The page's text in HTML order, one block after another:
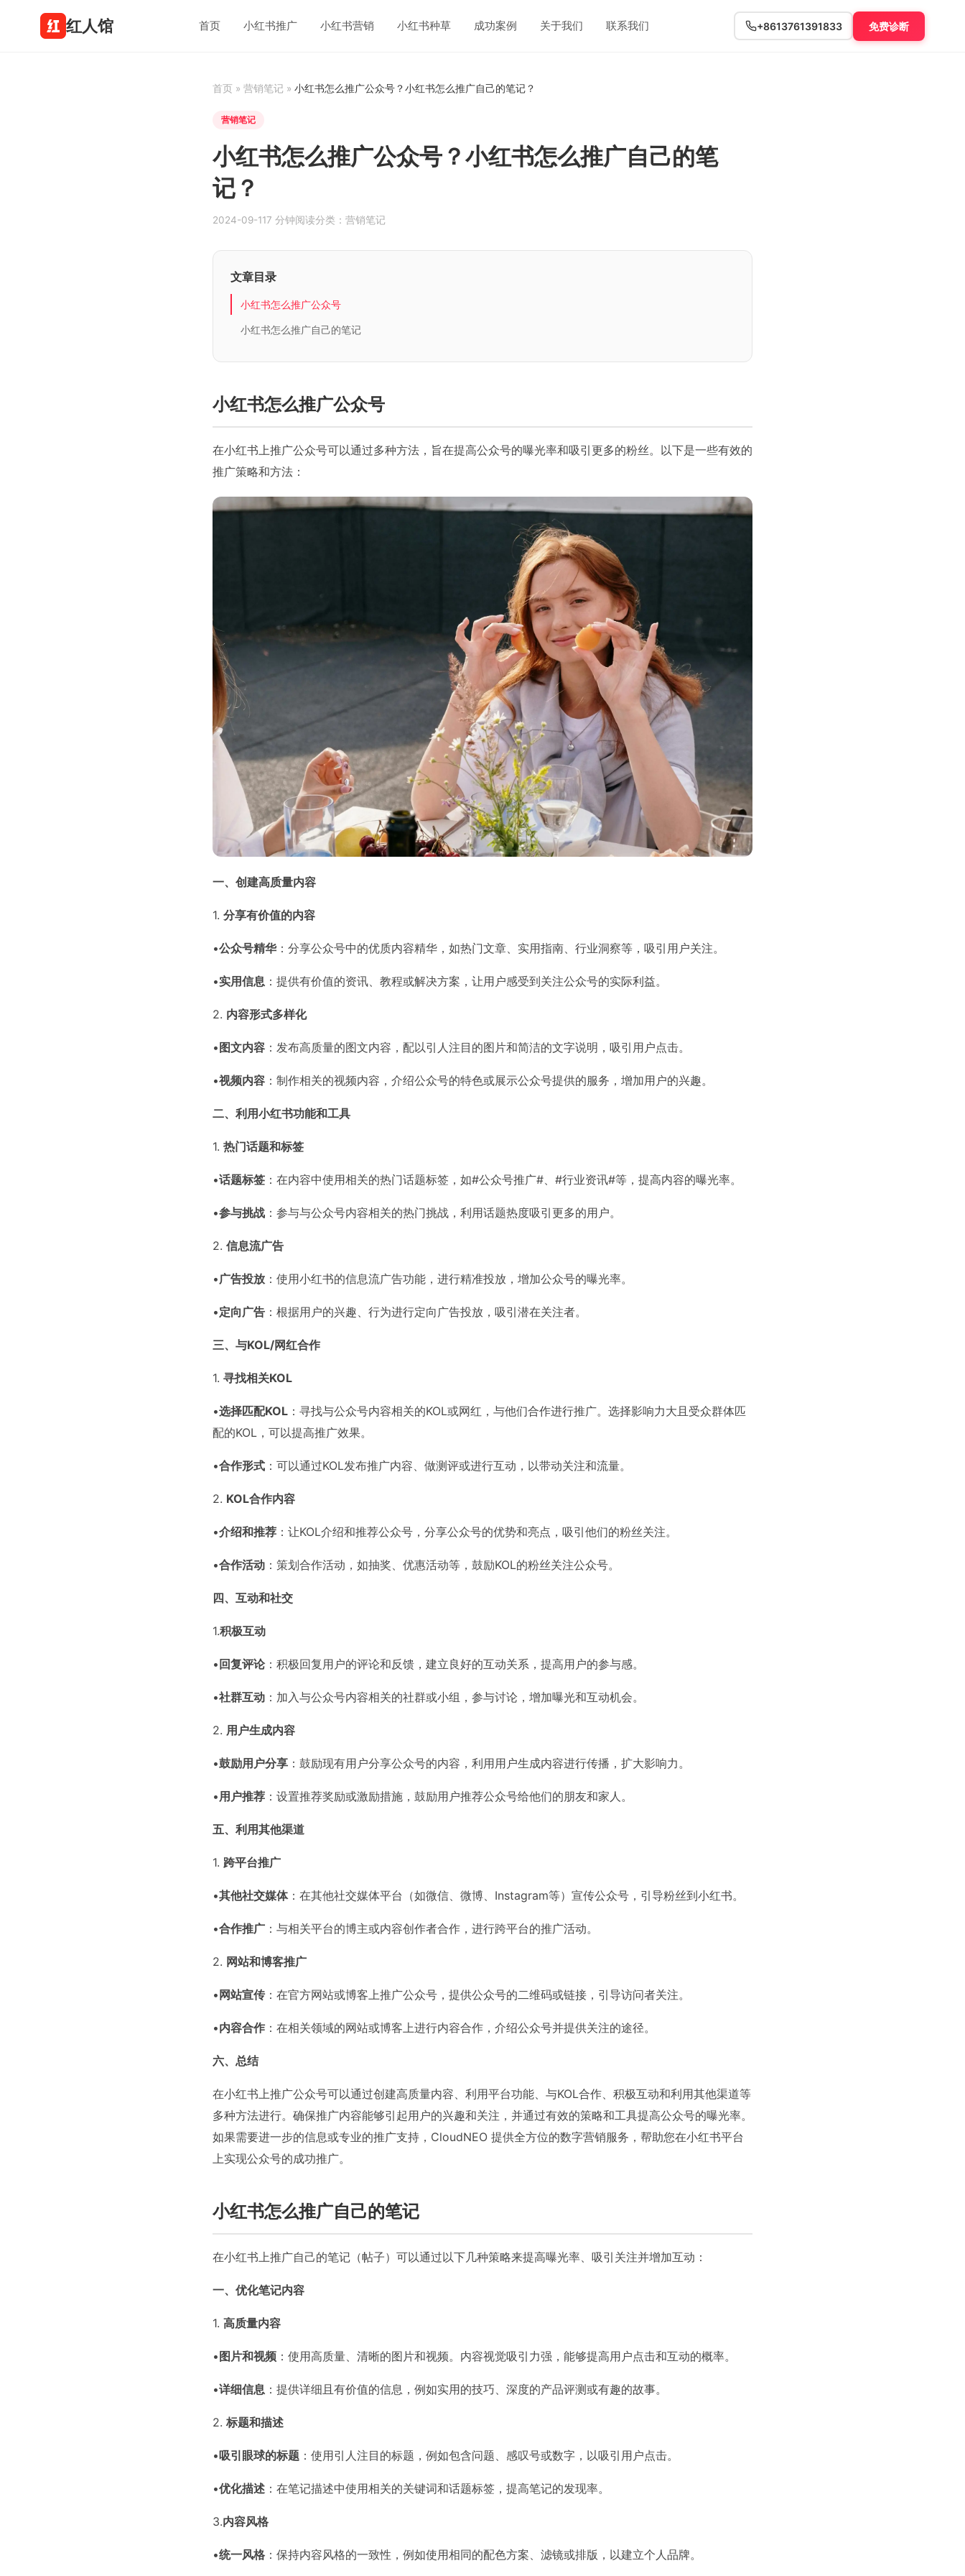
红人馆 首页 小红书推广 小红书营销 小红书种草 成功案例 关于我们 联系我们 +8613761391833 免费诊断
首页 » 营销笔记 » 小红书怎么推广公众号？小红书怎么推广自己的笔记？
营销笔记
小红书怎么推广公众号？小红书怎么推广自己的笔
记？
2024-09-117 分钟阅读分类：营销笔记
文章目录
小红书怎么推广公众号
小红书怎么推广自己的笔记
小红书怎么推广公众号
在小红书上推广公众号可以通过多种方法，旨在提高公众号的曝光率和吸引更多的粉丝。以下是一些有效的
推广策略和方法：
一、创建高质量内容
1. 分享有价值的内容
•公众号精华：分享公众号中的优质内容精华，如热门文章、实用指南、行业洞察等，吸引用户关注。
•实用信息 ：提供有价值的资讯、教程或解决方案，让用户感受到关注公众号的实际利益。
2. 内容形式多样化
•图文内容 ：发布高质量的图文内容，配以引人注目的图片和简洁的文字说明，吸引用户点击。
•视频内容 ：制作相关的视频内容，介绍公众号的特色或展示公众号提供的服务，增加用户的兴趣。
二、利用小红书功能和工具
1. 热门话题和标签
•话题标签 ：在内容中使用相关的热门话题标签，如#公众号推广#、#行业资讯#等，提高内容的曝光率。
•参与挑战 ：参与与公众号内容相关的热门挑战，利用话题热度吸引更多的用户。
2. 信息流广告
• 广告投放 ：使用小红书的信息流广告功能，进行精准投放，增加公众号的曝光率。
•定向广告 ：根据用户的兴趣、行为进行定向广告投放，吸引潜在关注者。
三、与KOL/网红合作
1. 寻找相关KOL
•选择匹配KOL ：寻找与公众号内容相关的KOL或网红，与他们合作进行推广。选择影响力大且受众群体匹
配的KOL，可以提高推广效果。
•合作形式 ：可以通过KOL发布推广内容、做测评或进行互动，以带动关注和流量。
2. KOL合作内容
•介绍和推荐 ：让KOL介绍和推荐公众号，分享公众号的优势和亮点，吸引他们的粉丝关注。
•合作活动 ：策划合作活动，如抽奖、优惠活动等，鼓励KOL的粉丝关注公众号。
四、互动和社交
1.积极互动
•回复评论：积极回复用户的评论和反馈，建立良好的互动关系，提高用户的参与感。
•社群互动 ：加入与公众号内容相关的社群或小组，参与讨论，增加曝光和互动机会。
2. 用户生成内容
•鼓励用户分享 ：鼓励现有用户分享公众号的内容，利用用户生成内容进行传播，扩大影响力。
• 用户推荐 ：设置推荐奖励或激励措施，鼓励用户推荐公众号给他们的朋友和家人。
五、利用其他渠道
1. 跨平台推广
•其他社交媒体：在其他社交媒体平台（如微信、微博、Instagram等）宣传公众号，引导粉丝到小红书。
•合作推广 ：与相关平台的博主或内容创作者合作，进行跨平台的推广活动。
2. 网站和博客推广
•网站宣传 ：在官方网站或博客上推广公众号，提供公众号的二维码或链接，引导访问者关注。
•内容合作 ：在相关领域的网站或博客上进行内容合作，介绍公众号并提供关注的途径。
六、总结
在小红书上推广公众号可以通过创建高质量内容、利用平台功能、与KOL合作、积极互动和利用其他渠道等
多种方法进行。确保推广内容能够引起用户的兴趣和关注，并通过有效的策略和工具提高公众号的曝光率。
如果需要进一步的信息或专业的推广支持，CloudNEO 提供全方位的数字营销服务，帮助您在小红书平台
上实现公众号的成功推广。
小红书怎么推广自己的笔记
在小红书上推广自己的笔记（帖子）可以通过以下几种策略来提高曝光率、吸引关注并增加互动：
一、优化笔记内容
1. 高质量内容
•图片和视频 ：使用高质量、清晰的图片和视频。内容视觉吸引力强，能够提高用户点击和互动的概率。
•详细信息 ：提供详细且有价值的信息，例如实用的技巧、深度的产品评测或有趣的故事。
2. 标题和描述
•吸引眼球的标题 ：使用引人注目的标题，例如包含问题、感叹号或数字，以吸引用户点击。
•优化描述 ：在笔记描述中使用相关的关键词和话题标签，提高笔记的发现率。
3.内容风格
•统一风格 ：保持内容风格的一致性，例如使用相同的配色方案、滤镜或排版，以建立个人品牌。